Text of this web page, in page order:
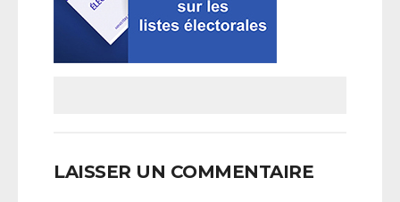
LAISSER UN COMMENTAIRE